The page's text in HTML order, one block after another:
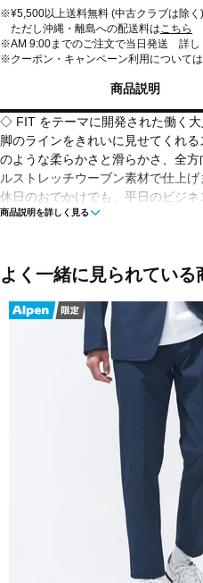
※¥5,500以上送料無料 (中古クラブは除く)
ただし沖縄・離島への配送料は こちら
※AM 9:00までのご注文で当日発送 詳し
※クーポン・キャンペーン利用については
商品説明
◇ FIT をテーマに開発された働く大
脚のラインをきれいに見せてくれ
のような柔らかさと滑らかさ、全
ルストレッチウーブン素材で仕上げ
休日のおでかけでも、平日のビジ
ラーで展開します。
ベージュ(SNW)
グレー(GT)
■素材：ポリエステル86％ ポリウレ
■生産国：カンボジア
■メーカー型番：AMP35032
商品説明を詳しく見る
よく一緒に見られている